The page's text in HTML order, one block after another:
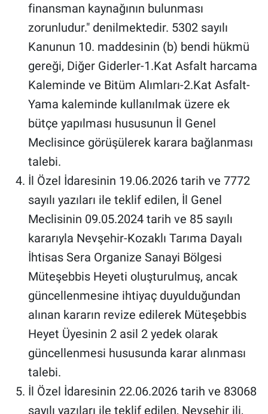
finansman kaynağının bulunması
zorunludur." denilmektedir. 5302 sayılı
Kanunun 10. maddesinin (b) bendi hükmü
gereği, Diğer Giderler-1.Kat Asfalt harcama
Kaleminde ve Bitüm Alımları-2.Kat Asfalt-
Yama kaleminde kullanılmak üzere ek
bütçe yapılması hususunun İl Genel
Meclisince görüşülerek karara bağlanması
talebi.
İl Özel İdaresinin 19.06.2026 tarih ve 7772
sayılı yazıları ile teklif edilen, İl Genel
Meclisinin 09.05.2024 tarih ve 85 sayılı
kararıyla Nevşehir-Kozaklı Tarıma Dayalı
İhtisas Sera Organize Sanayi Bölgesi
Müteşebbis Heyeti oluşturulmuş, ancak
güncellenmesine ihtiyaç duyulduğundan
alınan kararın revize edilerek Müteşebbis
Heyet Üyesinin 2 asil 2 yedek olarak
güncellenmesi hususunda karar alınması
talebi.
İl Özel İdaresinin 22.06.2026 tarih ve 83068
sayılı yazıları ile teklif edilen, Nevşehir ili,